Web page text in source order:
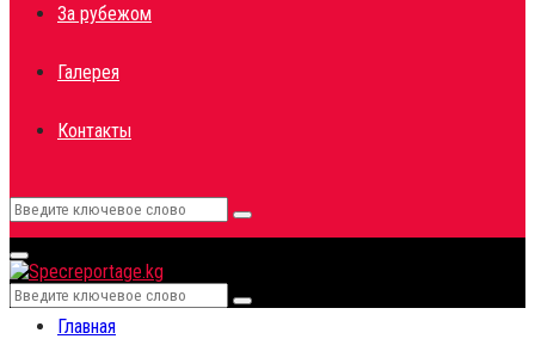
За рубежом
Галерея
Контакты
Search
for:
Search
Primary
Menu
Search
for:
Search
Главная